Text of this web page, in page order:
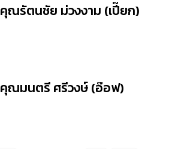
คุณรัตนชัย ม่วงงาม (เปี๊ยก)
คุณมนตรี ศรีวงษ์ (อ๊อฟ)